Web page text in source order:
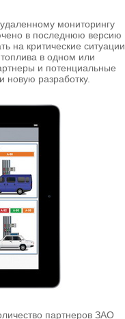
мониторингу
в последнюю версию
на критические ситуации
в одном или
и потенциальные
новую разработку.
партнеров ЗАО